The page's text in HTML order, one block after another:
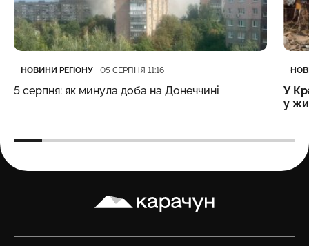
Категорія
НОВИНИ РЕГІОНУ
Дата публікації 05 СЕРПНЯ 11:16
5 серпня: як минула доба на Донеччині
У
у
Карачун